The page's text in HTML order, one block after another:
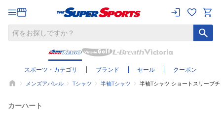
スポーツ・カテゴリ ブランド セール クーポン
メンズアパレル Tシャツ 半袖Tシャツ 半袖Tシャツ ショートスリーブ
カーハート